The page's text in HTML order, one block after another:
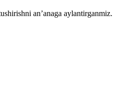
an’anaga aylantirganmiz.